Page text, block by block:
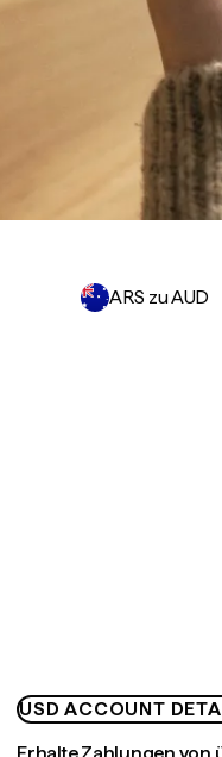
ARS zu AUD
USD ACCOUNT
Erhalte Zahlungen von